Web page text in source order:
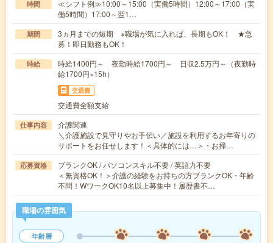
時間
≪シフト例≫10:00～15:00（実働5時間）12:00～17:00（実
働5時間）17:00～翌1…
期間
3ヵ月までの短期 ※職場が気に入れば、長期もOK！ ★急
募！即日勤務もOK！
時給
時給1400円～ 夜勤時給1700円～ 日収2.5万円～（夜勤時
給1700円×15h）
交通費
交通費全額支給
仕事内容
介護関連
＼介護施設で見守りやお手伝い／施設を利用するお年寄りの
サポートをお任せします！＜具体的には…＞・お掃…
応募資格
ブランクOK / パソコンスキル不要 / 英語力不要
＜無資格OK！＞介護の経験をお持ちの方ブランクOK・年齢
不問！WワークOK10名以上募集中！履歴書不…
職場の雰囲気
年齢層